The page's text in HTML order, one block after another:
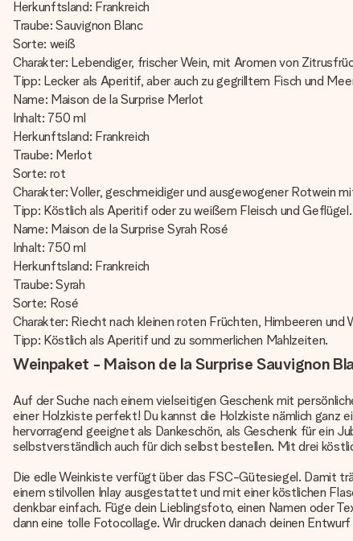
Herkunftsland: Frankreich
Traube: Sauvignon Blanc
Sorte: weiß
Charakter: Lebendiger, frischer Wein, mit Aromen von
Tipp: Lecker als Aperitif, aber auch zu gegrilltem Fisch und
Name: Maison de la Surprise Merlot
Inhalt: 750 ml
Herkunftsland: Frankreich
Traube: Merlot
Sorte: rot
Charakter: Voller, geschmeidiger und ausgewogener Rotwein
Tipp: Köstlich als Aperitif oder zu weißem Fleisch und Geflügel.
Name: Maison de la Surprise Syrah Rosé
Inhalt: 750 ml
Herkunftsland: Frankreich
Traube: Syrah
Sorte: Rosé
Charakter: Riecht nach kleinen roten Früchten, Himbeeren
Tipp: Köstlich als Aperitif und zu sommerlichen Mahlzeiten.
Weinpaket - Maison de la Surprise Sauvignon
Auf der Suche nach einem vielseitigen Geschenk mit
einer Holzkiste perfekt! Du kannst die Holzkiste nämlich ganz
hervorragend geeignet als Dankeschön, als Geschenk für ein
selbstverständlich auch für dich selbst bestellen. Mit drei
Die edle Weinkiste verfügt über das FSC-Gütesiegel. Damit
einem stilvollen Inlay ausgestattet und mit einer köstlichen
denkbar einfach. Füge dein Lieblingsfoto, einen Namen oder
dann eine tolle Fotocollage. Wir drucken danach deinen